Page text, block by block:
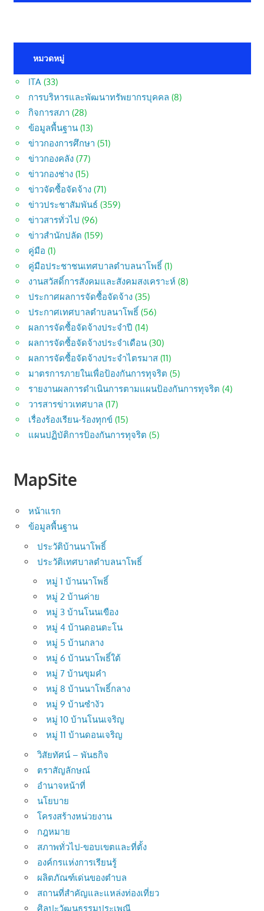
หมวดหมู่
ITA (33)
การบริหารและพัฒนาทรัพยากรบุคคล (8)
กิจการสภา (28)
ข้อมูลพื้นฐาน (13)
ข่าวกองการศึกษา (51)
ข่าวกองคลัง (77)
ข่าวกองช่าง (15)
ข่าวจัดซื้อจัดจ้าง (71)
ข่าวประชาสัมพันธ์ (359)
ข่าวสารทั่วไป (96)
ข่าวสำนักปลัด (159)
คู่มือ (1)
คู่มือประชาชนเทศบาลตำบลนาโพธิ์ (1)
งานสวัสดิ์การสังคมและสังคมสงเคราะห์ (8)
ประกาศผลการจัดซื้อจัดจ้าง (35)
ประกาศเทศบาลตำบลนาโพธิ์ (56)
ผลการจัดซื้อจัดจ้างประจำปี (14)
ผลการจัดซื้อจัดจ้างประจำเดือน (30)
ผลการจัดซื้อจัดจ้างประจำไตรมาส (11)
มาตรการภายในเพื่อป้องกันการทุจริต (5)
รายงานผลการดำเนินการตามแผนป้องกันการทุจริต (4)
วารสารข่าวเทศบาล (17)
เรื่องร้องเรียน-ร้องทุกข์ (15)
แผนปฏิบัติการป้องกันการทุจริต (5)
MapSite
หน้าแรก
ข้อมูลพื้นฐาน
ประวัติบ้านนาโพธิ์
ประวัติเทศบาลตำบลนาโพธิ์
หมู่ 1 บ้านนาโพธิ์
หมู่ 2 บ้านค่าย
หมู่ 3 บ้านโนนเขือง
หมู่ 4 บ้านดอนตะโน
หมู่ 5 บ้านกลาง
หมู่ 6 บ้านนาโพธิ์ใต้
หมู่ 7 บ้านขุมคำ
หมู่ 8 บ้านนาโพธิ์กลาง
หมู่ 9 บ้านซำงัว
หมู่ 10 บ้านโนนเจริญ
หมู่ 11 บ้านดอนเจริญ
วิสัยทัศน์ – พันธกิจ
ตราสัญลักษณ์
อำนาจหน้าที่
นโยบาย
โครงสร้างหน่วยงาน
กฎหมาย
สภาพทั่วไป-ขอบเขตและที่ตั้ง
องค์กรแห่งการเรียนรู้
ผลิตภัณฑ์เด่นของตำบล
สถานที่สำคัญและแหล่งท่องเที่ยว
ศิลปะวัฒนธรรมประเพณี